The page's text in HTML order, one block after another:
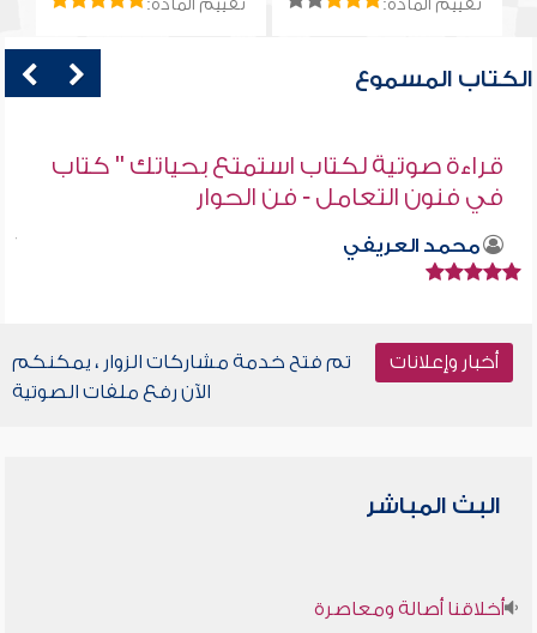
تقييم المادة: تقييم المادة:
الكتاب المسموع
قراءة صوتية لكتاب استمتع بحياتك " كتاب
في فنون التعامل - فن الحوار
محمد العريفي
أخبار وإعلانات
تم فتح خدمة مشاركات الزوار ، يمكنكم
الآن رفع ملفات الصوتية
البث المباشر
أخلاقنا أصالة ومعاصرة